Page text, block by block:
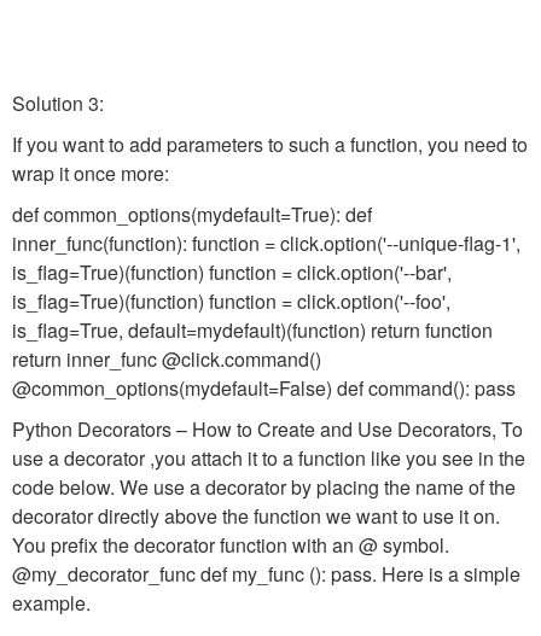
Solution 3:
If you want to add parameters to such a function, you need to
wrap it once more:
def common_options(mydefault=True): def
inner_func(function): function = click.option('--unique-flag-1',
is_flag=True)(function) function = click.option('--bar',
is_flag=True)(function) function = click.option('--foo',
is_flag=True, default=mydefault)(function) return function
return inner_func @click.command()
@common_options(mydefault=False) def command(): pass
Python Decorators – How to Create and Use Decorators, To
use a decorator ,you attach it to a function like you see in the
code below. We use a decorator by placing the name of the
decorator directly above the function we want to use it on.
You prefix the decorator function with an @ symbol.
@my_decorator_func def my_func (): pass. Here is a simple
example.